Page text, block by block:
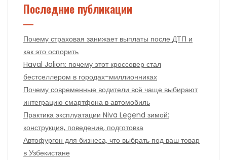
Последние публикации
Почему страховая занижает выплаты после ДТП и
как это оспорить
Haval Jolion: почему этот кроссовер стал
бестселлером в городах-миллионниках
Почему современные водители всё чаще выбирают
интеграцию смартфона в автомобиль
Практика эксплуатации Niva Legend зимой:
конструкция, поведение, подготовка
Автофургон для бизнеса, что выбрать под ваш товар
в Узбекистане